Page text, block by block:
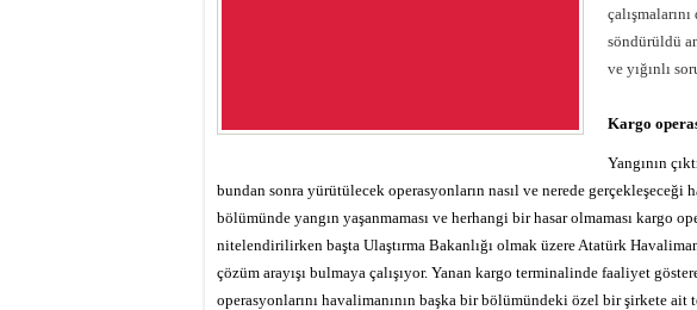
söndürüldü
ve yığınlı
Kargo
Yangının
bundan sonra yürütülecek operasyonların nasıl ve nerede gerçekleşeceği
bölümünde yangın yaşanmaması ve herhangi bir hasar olmaması kargo
nitelendirilirken başta Ulaştırma Bakanlığı olmak üzere Atatürk
çözüm arayışı bulmaya çalışıyor. Yanan kargo terminalinde faaliyet
operasyonlarını havalimanının başka bir bölümündeki özel bir şirkete ait